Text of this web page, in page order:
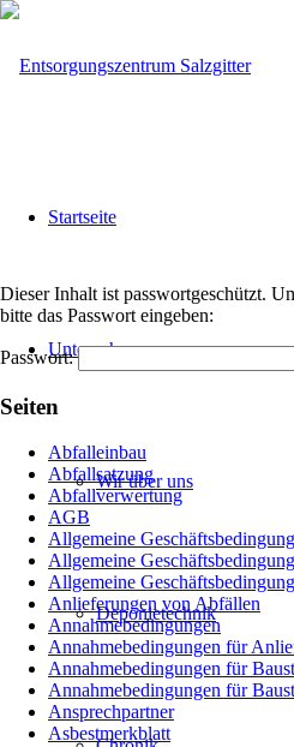
Startseite
Unternehmen
Wir über uns
Deponietechnik
Dieser Inhalt ist passwortgeschützt.
bitte das Passwort eingeben:
Passwort:
Seiten
Abfalleinbau
Abfallsatzung
Abfallverwertung
AGB
Allgemeine
Allgemeine
Allgemeine
Anlieferungen von Abfällen
Annahmebedingungen
Annahmebedingungen für
Annahmebedingungen für
Annahmebedingungen für
Ansprechpartner
Asbestmerkblatt